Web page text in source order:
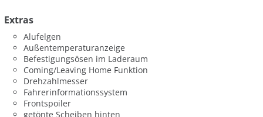
Extras
Alufelgen
Außentemperaturanzeige
Befestigungsösen im Laderaum
Coming/Leaving Home Funktion
Drehzahlmesser
Fahrerinformationssystem
Frontspoiler
getönte Scheiben hinten